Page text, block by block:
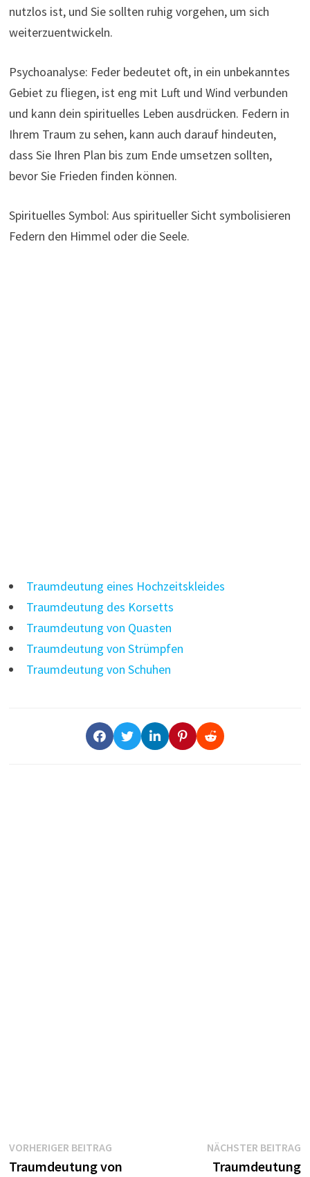
nutzlos ist, und Sie sollten ruhig vorgehen, um sich
weiterzuentwickeln.
Psychoanalyse: Feder bedeutet oft, in ein unbekanntes
Gebiet zu fliegen, ist eng mit Luft und Wind verbunden
und kann dein spirituelles Leben ausdrücken. Federn in
Ihrem Traum zu sehen, kann auch darauf hindeuten,
dass Sie Ihren Plan bis zum Ende umsetzen sollten,
bevor Sie Frieden finden können.
Spirituelles Symbol: Aus spiritueller Sicht symbolisieren
Federn den Himmel oder die Seele.
Traumdeutung eines Hochzeitskleides
Traumdeutung des Korsetts
Traumdeutung von Quasten
Traumdeutung von Strümpfen
Traumdeutung von Schuhen
Beitragsnavigation
VORHERIGER BEITRAGVorheriger
Beitrag:
Traumdeutung von
NÄCHSTER BEITRAG
Traumdeutung